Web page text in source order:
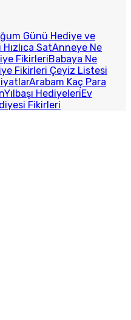
Günü Hediye ve
SatAnneye Ne
FikirleriBabaya Ne
Fikirleri Çeyiz Listesi
Arabam Kaç Para
Yılbaşı HediyeleriEv
Fikirleri